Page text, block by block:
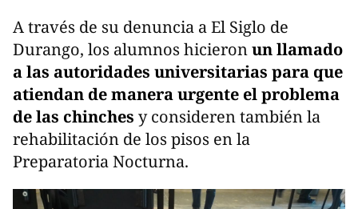
A través de su denuncia a El Siglo de
Durango, los alumnos hicieronun llamado
a las autoridades universitarias para que
atiendan de manera urgente el problema
de las chinches y consideren también la
rehabilitación de los pisos en la
Preparatoria Nocturna.